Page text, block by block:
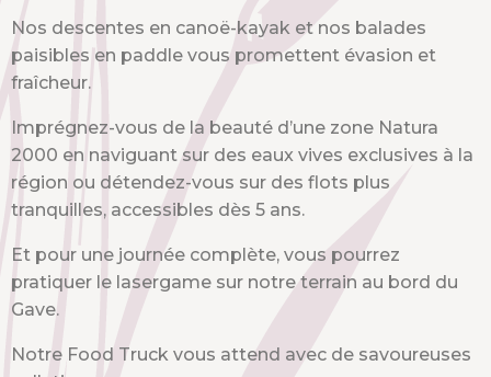
Nos descentes en canoë-kayak et nos balades
paisibles en paddle vous promettent évasion et
fraîcheur.
Imprégnez-vous de la beauté d’une zone Natura
2000 en naviguant sur des eaux vives exclusives à la
région ou détendez-vous sur des flots plus
tranquilles, accessibles dès 5 ans.
Et pour une journée complète, vous pourrez
pratiquer le lasergame sur notre terrain au bord du
Gave.
Notre Food Truck vous attend avec de savoureuses